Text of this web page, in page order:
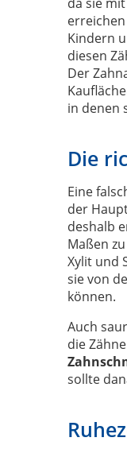
Kindern
diesen
Der
in denen
Die
Eine
der
deshalb
Maßen
Xylit und
sie von
können.
Auch
die
sollte